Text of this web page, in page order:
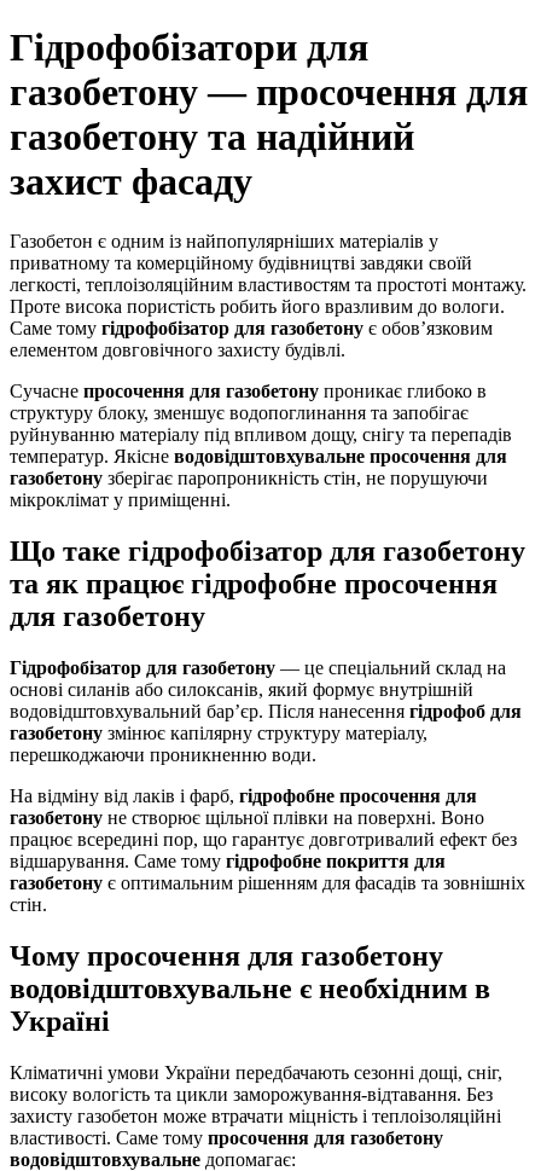
Гідрофобізатори для
газобетону — просочення для
газобетону та надійний
захист фасаду
Газобетон є одним із найпопулярніших матеріалів у
приватному та комерційному будівництві завдяки своїй
легкості, теплоізоляційним властивостям та простоті монтажу.
Проте висока пористість робить його вразливим до вологи.
Саме тому гідрофобізатор для газобетону є обов’язковим
елементом довговічного захисту будівлі.
Сучасне просочення для газобетону проникає глибоко в
структуру блоку, зменшує водопоглинання та запобігає
руйнуванню матеріалу під впливом дощу, снігу та перепадів
температур. Якісне водовідштовхувальне просочення для
газобетону зберігає паропроникність стін, не порушуючи
мікроклімат у приміщенні.
Що таке гідрофобізатор для газобетону
та як працює гідрофобне просочення
для газобетону
Гідрофобізатор для газобетону — це спеціальний склад на
основі силанів або силоксанів, який формує внутрішній
водовідштовхувальний бар’єр. Після нанесення гідрофоб для
газобетону змінює капілярну структуру матеріалу,
перешкоджаючи проникненню води.
На відміну від лаків і фарб, гідрофобне просочення для
газобетону не створює щільної плівки на поверхні. Воно
працює всередині пор, що гарантує довготривалий ефект без
відшарування. Саме тому гідрофобне покриття для
газобетону є оптимальним рішенням для фасадів та зовнішніх
стін.
Чому просочення для газобетону
водовідштовхувальне є необхідним в
Україні
Кліматичні умови України передбачають сезонні дощі, сніг,
високу вологість та цикли заморожування-відтавання. Без
захисту газобетон може втрачати міцність і теплоізоляційні
властивості. Саме тому просочення для газобетону
водовідштовхувальне допомагає: